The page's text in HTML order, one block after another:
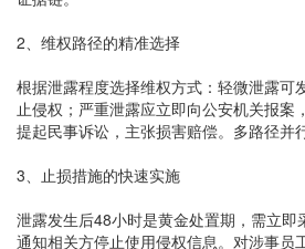
2、维权路径的精准选择
根据泄露程度选择维权方式：轻微泄露可
止侵权；严重泄露应立即向公安机关报案
提起民事诉讼，主张损害赔偿。多路径并
3、止损措施的快速实施
泄露发生后48小时是黄金处置期，需立即
通知相关方停止使用侵权信息。对涉事员